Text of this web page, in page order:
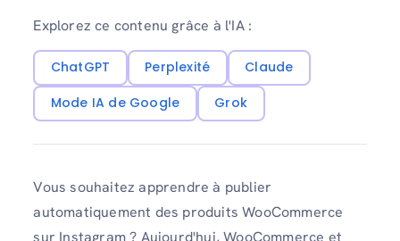
Explorez ce contenu grâce à l'IA :
ChatGPT Perplexité
Claude
Mode IA de Google
Grok
Vous souhaitez apprendre à publier
automatiquement des produits WooCommerce
sur Instagram ? Aujourd'hui, WooCommerce et